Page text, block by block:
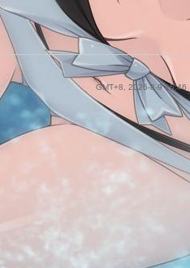
GMT+8, 2026-8-9 15:46